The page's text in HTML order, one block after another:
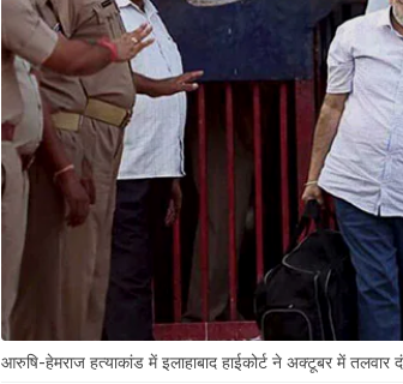
आरुषि-हेमराज हत्याकांड में इलाहाबाद हाईकोर्ट ने अक्टूबर में तलवार